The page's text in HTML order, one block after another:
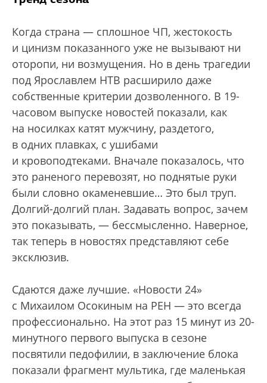
Когда страна — сплошное ЧП, жестокость
и цинизм показанного уже не вызывают ни
оторопи, ни возмущения. Но в день трагедии
под Ярославлем НТВ расширило даже
собственные критерии дозволенного. В 19-
часовом выпуске новостей показали, как
на носилках катят мужчину, раздетого,
в одних плавках, с ушибами
и кровоподтеками. Вначале показалось, что
это раненого перевозят, но поднятые руки
были словно окаменевшие… Это был труп.
Долгий-долгий план. Задавать вопрос, зачем
это показывать, — бессмысленно. Наверное,
так теперь в новостях представляют себе
эксклюзив.
Сдаются даже лучшие. «Новости 24»
с Михаилом Осокиным на РЕН — это всегда
профессионально. На этот раз 15 минут из 20-
минутного первого выпуска в сезоне
посвятили педофилии, в заключение блока
показали фрагмент мультика, где маленькая